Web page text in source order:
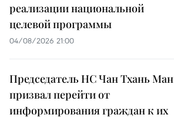
реализации национальной
целевой программы
04/08/2026 21:00
Председатель НС Чан Тхань Ман
призвал перейти от
информирования граждан к их